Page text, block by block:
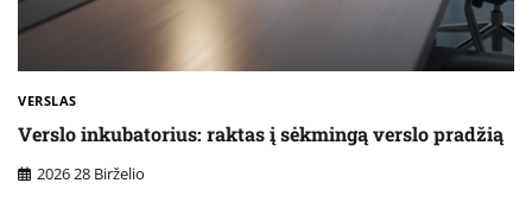
VERSLAS
Verslo inkubatorius: raktas į sėkmingą verslo pradžią
2026 28 Birželio